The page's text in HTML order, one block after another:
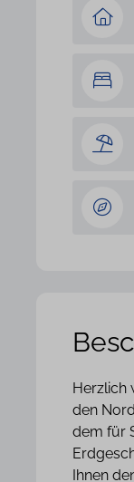
Herzlich
den
dem für
Ihnen